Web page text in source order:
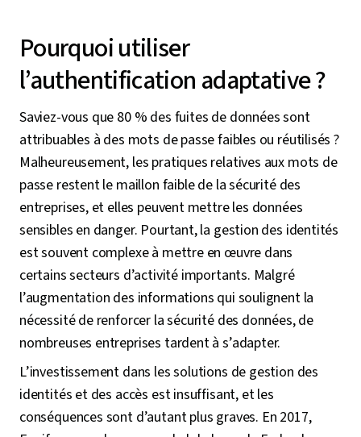
Pourquoi utiliser
l’authentification adaptative ?
Saviez-vous que 80 % des fuites de données sont
attribuables à des mots de passe faibles ou réutilisés ?
Malheureusement, les pratiques relatives aux mots de
passe restent le maillon faible de la sécurité des
entreprises, et elles peuvent mettre les données
sensibles en danger. Pourtant, la gestion des identités
est souvent complexe à mettre en œuvre dans
certains secteurs d’activité importants. Malgré
l’augmentation des informations qui soulignent la
nécessité de renforcer la sécurité des données, de
nombreuses entreprises tardent à s’adapter.
L’investissement dans les solutions de gestion des
identités et des accès est insuffisant, et les
conséquences sont d’autant plus graves. En 2017,